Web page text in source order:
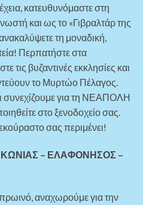
κατευθυνόμαστε στη
και ως το «Γιβραλτάρ της
τη μοναδική,
Περπατήστε στα
τις βυζαντινές εκκλησίες και
το Μυρτώο Πέλαγος.
συνεχίζουμε για τη ΝΕΑΠΟΛΗ
στο ξενοδοχείο σας.
σας περιμένει!
– ΕΛΑΦΟΝΗΣΟΣ –
αναχωρούμε για την